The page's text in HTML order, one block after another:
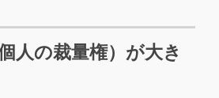
人の裁量権）が大き